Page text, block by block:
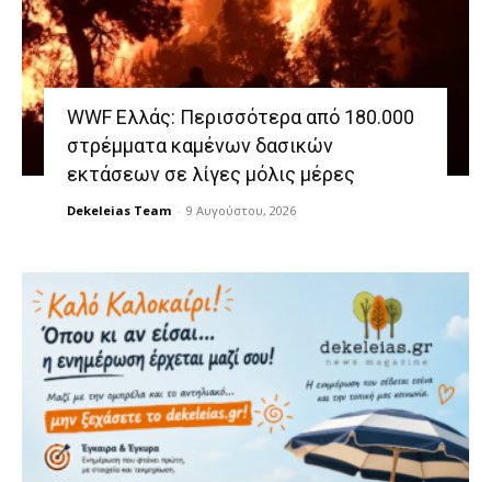
WWF Ελλάς: Περισσότερα από 180.000
στρέμματα καμένων δασικών
εκτάσεων σε λίγες μόλις μέρες
Dekeleias Team - 9 Αυγούστου, 2026